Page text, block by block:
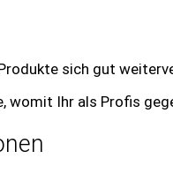
sich gut
Ihr als Profis